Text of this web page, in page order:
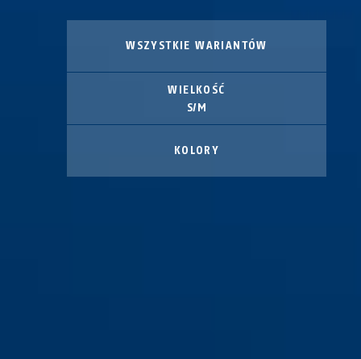
WSZYSTKIE WARIANTÓW
WIELKOŚĆ
S/M
KOLORY